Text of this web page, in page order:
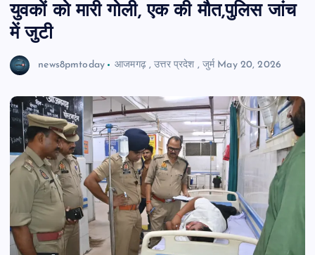
युवकों को मारी गोली, एक की मौत,पुलिस जांच
में जुटी
news8pmtoday आजमगढ़,उत्तर प्रदेश , जुर्म May 20, 2026